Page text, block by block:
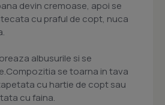
devin cremoase, apoi se
cu praful de copt, nuca
albusurile si se
se toarna in tava
cu hartie de copt sau
cu faina.